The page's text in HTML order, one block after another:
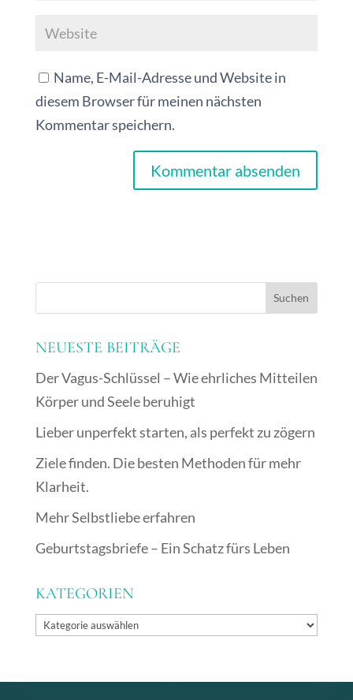
Name, E-Mail-Adresse und Website in
diesem Browser für meinen nächsten
Kommentar speichern.
a
e
:
NEUESTE BEITRÄGE
Der Vagus-Schlüssel – Wie ehrliches Mitteilen
Körper und Seele beruhigt
Lieber unperfekt starten, als perfekt zu zögern
Ziele finden. Die besten Methoden für mehr
Klarheit.
Mehr Selbstliebe erfahren
Geburtstagsbriefe – Ein Schatz fürs Leben
KATEGORIEN
Kategorien